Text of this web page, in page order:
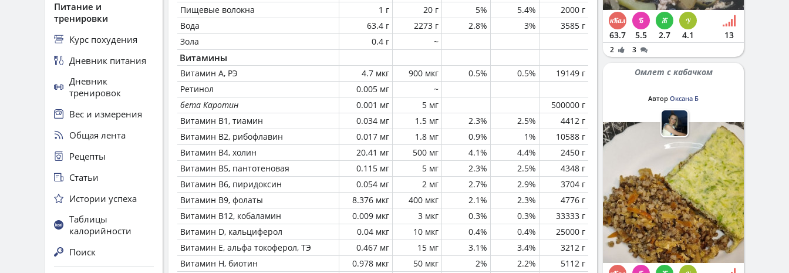
Пищевые волокна
1 г 20 г 5% 5.4%
2000 г
Вода
63.4 г 2273 г 2.8% 3%
3585 г
Зола
0.4 г ~
Витамины
Витамин А, РЭ 4.7 мкг 900 мкг 0.5% 0.5%
19149 г
Ретинол
0.005 мг
~
бета Каротин
0.001 мг 5 мг
500000 г
Витамин В1, тиамин
0.034 мг 1.5 мг 2.3% 2.5%
4412 г
Витамин В2, рибофлавин
0.017 мг 1.8 мг 0.9% 1%
10588 г
Витамин В4, холин
20.41 мг 500 мг 4.1% 4.4%
2450 г
Витамин В5, пантотеновая
0.115 мг 5 мг 2.3% 2.5%
4348 г
Витамин В6, пиридоксин
0.054 мг 2 мг 2.7% 2.9%
3704 г
Витамин В9, фолаты
8.376 мкг 400 мкг 2.1% 2.3%
4776 г
Витамин В12, кобаламин
0.009 мкг 3 мкг 0.3% 0.3%
33333 г
Витамин D, кальциферол
0.04 мкг 10 мкг 0.4% 0.4%
25000 г
Витамин Е, альфа токоферол, ТЭ
0.467 мг 15 мг 3.1% 3.4%
3212 г
Витамин Н, биотин
0.978 мкг 50 мкг 2% 2.2%
5112 г
Питание и
тренировки
Курс похудения
Дневник питания
Дневник
тренировок
Вес и измерения
Общая лента
Рецепты
Статьи
Истории успеха
Таблицы
калорийности
Поиск
63.7 5.5 2.7 4.1 13
2 3
Омлет с кабачком
Автор Оксана Б